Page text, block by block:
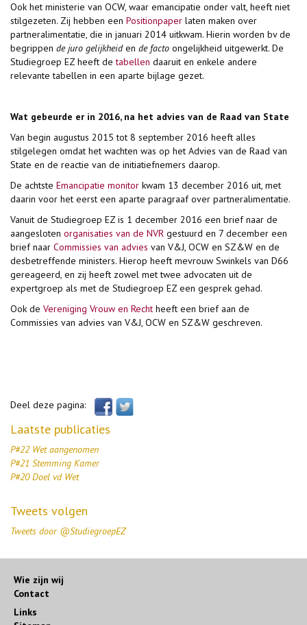
Ook het ministerie van OCW, waar emancipatie onder valt, heeft niet
stilgezeten. Zij hebben een Positionpaper laten maken over
partneralimentatie, die in januari 2014 uitkwam. Hierin worden bv de
begrippen de juro gelijkheiden de facto ongelijkheid uitgewerkt. De
Studiegroep EZ heeft detabellen daaruit en enkele andere
relevante tabellen in een aparte bijlage gezet.
Wat gebeurde er in 2016, na het advies van de Raad van State
Van begin augustus 2015 tot 8 september 2016 heeft alles
stilgelegen omdat het wachten was op het Advies van de Raad van
State en de reactie van de initiatiefnemers daarop.
De achtste Emancipatie monitor kwam 13 december 2016 uit, met
daarin voor het eerst een aparte paragraaf over partneralimentatie.
Vanuit de Studiegroep EZ is 1 december 2016 een brief naar de
aangesloten organisaties van de NVR gestuurd en 7 december een
brief naar Commissies van advies van V&J, OCW en SZ&W en de
desbetreffende ministers. Hierop heeft mevrouw Swinkels van D66
gereageerd, en zij heeft zowel met twee advocaten uit de
expertgroep als met de Studiegroep EZ een gesprek gehad.
Ook de Vereniging Vrouw en Recht heeft een brief aan de
Commissies van advies van V&J, OCW en SZ&W geschreven.
Deel deze pagina:
Laatste publicaties
P#22 Wet aangenomen
P#21 Stemming Kamer
P#20 Doel vd Wet
Tweets volgen
Tweets door @StudiegroepEZ
Wie zijn wij
Contact
Links